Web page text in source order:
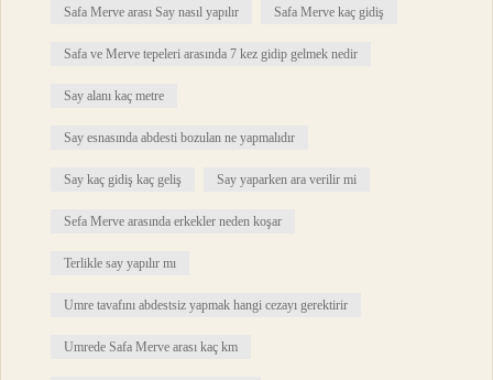
Safa Merve arası Say nasıl yapılır Safa Merve kaç gidiş
Safa ve Merve tepeleri arasında 7 kez gidip gelmek nedir
Say alanı kaç metre
Say esnasında abdesti bozulan ne yapmalıdır
Say kaç gidiş kaç geliş Say yaparken ara verilir mi
Sefa Merve arasında erkekler neden koşar
Terlikle say yapılır mı
Umre tavafını abdestsiz yapmak hangi cezayı gerektirir
Umrede Safa Merve arası kaç km